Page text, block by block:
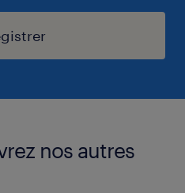
nos autres